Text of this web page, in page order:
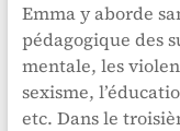
Emma y aborde
pédagogique des
mentale, les
sexisme,
etc. Dans le